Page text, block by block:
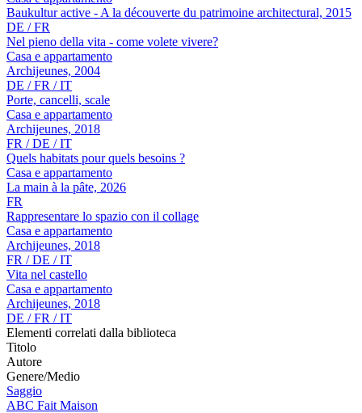
Baukultur active - A la découverte du patrimoine architectural, 2015
DE / FR
Nel pieno della vita - come volete vivere?
Casa e appartamento
Archijeunes, 2004
DE / FR / IT
Porte, cancelli, scale
Casa e appartamento
Archijeunes, 2018
FR / DE / IT
Quels habitats pour quels besoins ?
Casa e appartamento
La main à la pâte, 2026
FR
Rappresentare lo spazio con il collage
Casa e appartamento
Archijeunes, 2018
FR / DE / IT
Vita nel castello
Casa e appartamento
Archijeunes, 2018
DE / FR / IT
Elementi correlati dalla biblioteca
Titolo
Autore
Genere/Medio
Saggio
ABC Fait Maison